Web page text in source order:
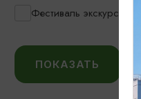
Фестиваль экскурсий